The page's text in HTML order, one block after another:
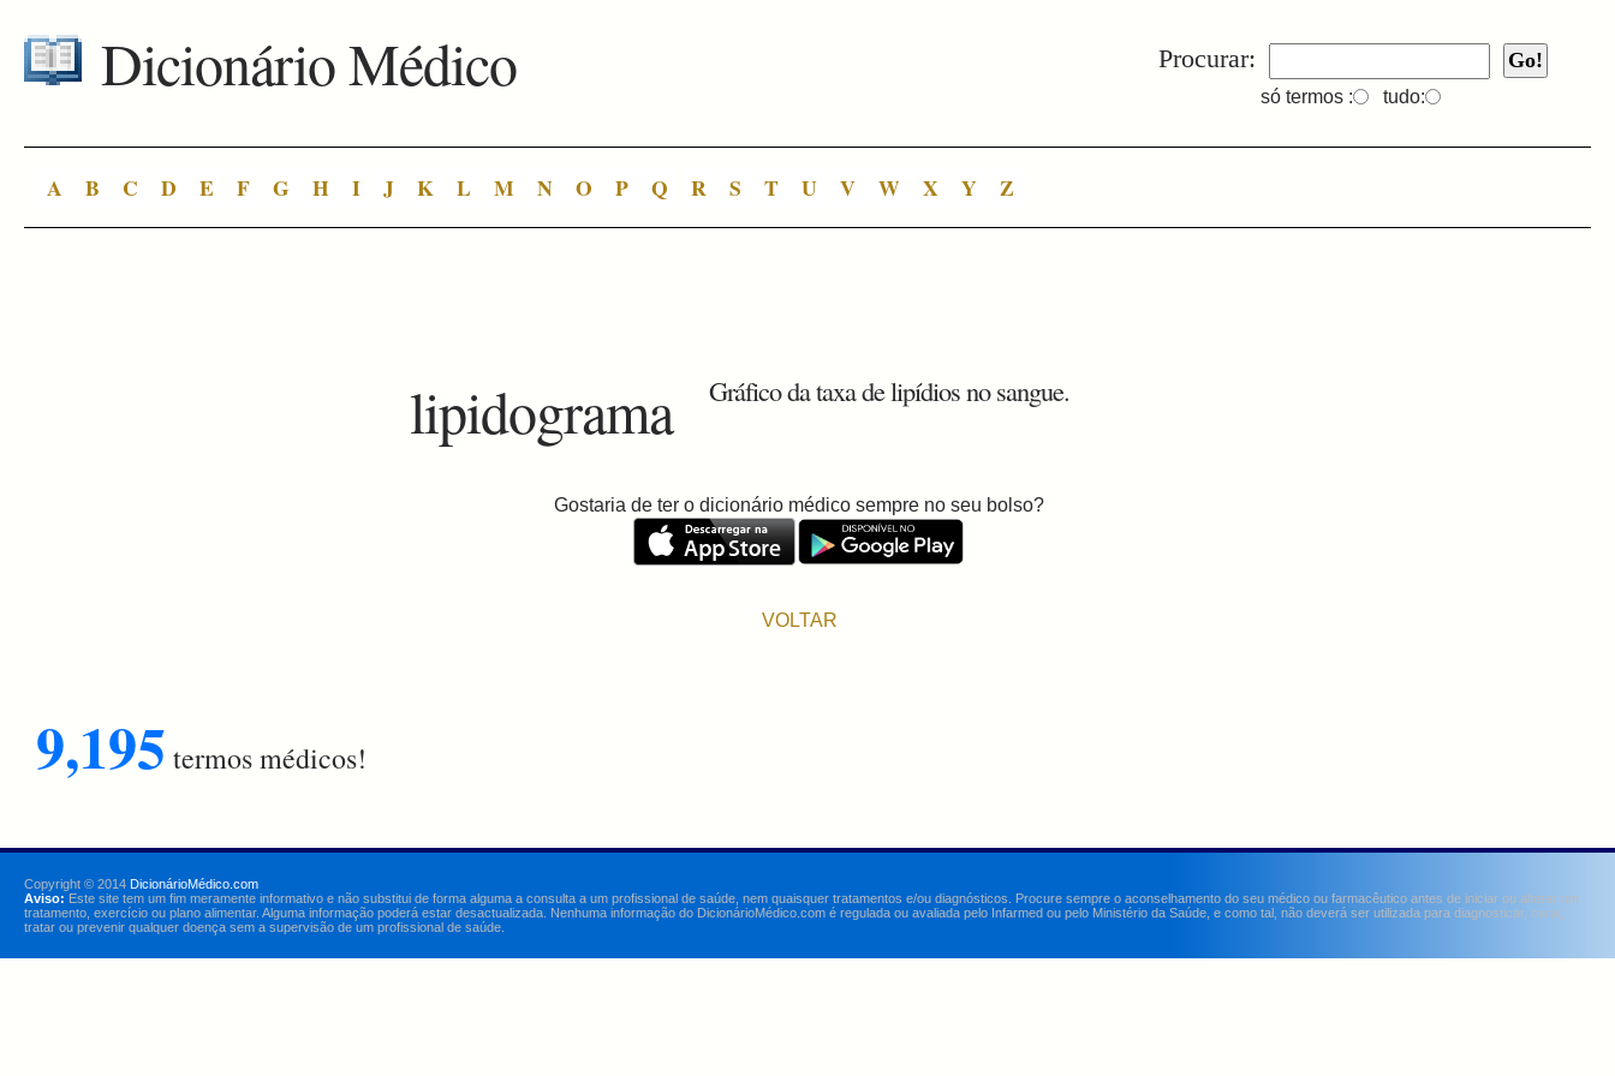
Procurar:
só termos : tudo:
Dicionário Médico
A B C D E F G H I J K L M N O P Q R S T U V W X Y Z
lipidograma Gráfico da taxa de lipídios no sangue.
Gostaria de ter o dicionário médico sempre no seu bolso?
VOLTAR
9,195 termos médicos!
Copyright © 2014 DicionárioMédico.com
Aviso: Este site tem um fim meramente informativo e não substitui de forma alguma a consulta a um profissional de saúde, nem quaisquer tratamentos e/ou diagnósticos. Procure sempre o aconselhamento do seu médico ou farmacêutico antes de iniciar ou alterar um
tratamento, exercício ou plano alimentar. Alguma informação poderá estar desactualizada. Nenhuma informação do DicionárioMédico.com é regulada ou avaliada pelo Infarmed ou pelo Ministério da Saúde, e como tal, não deverá ser utilizada para diagnosticar, curar,
tratar ou prevenir qualquer doença sem a supervisão de um profissional de saúde.